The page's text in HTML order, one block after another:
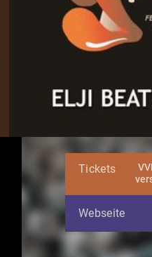
Tickets
Webseite